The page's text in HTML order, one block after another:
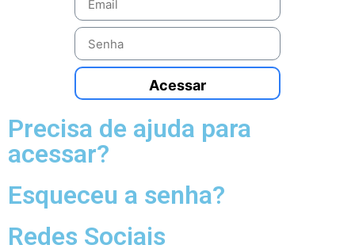
Acessar
Precisa de ajuda para
acessar?
Esqueceu a senha?
Redes Sociais